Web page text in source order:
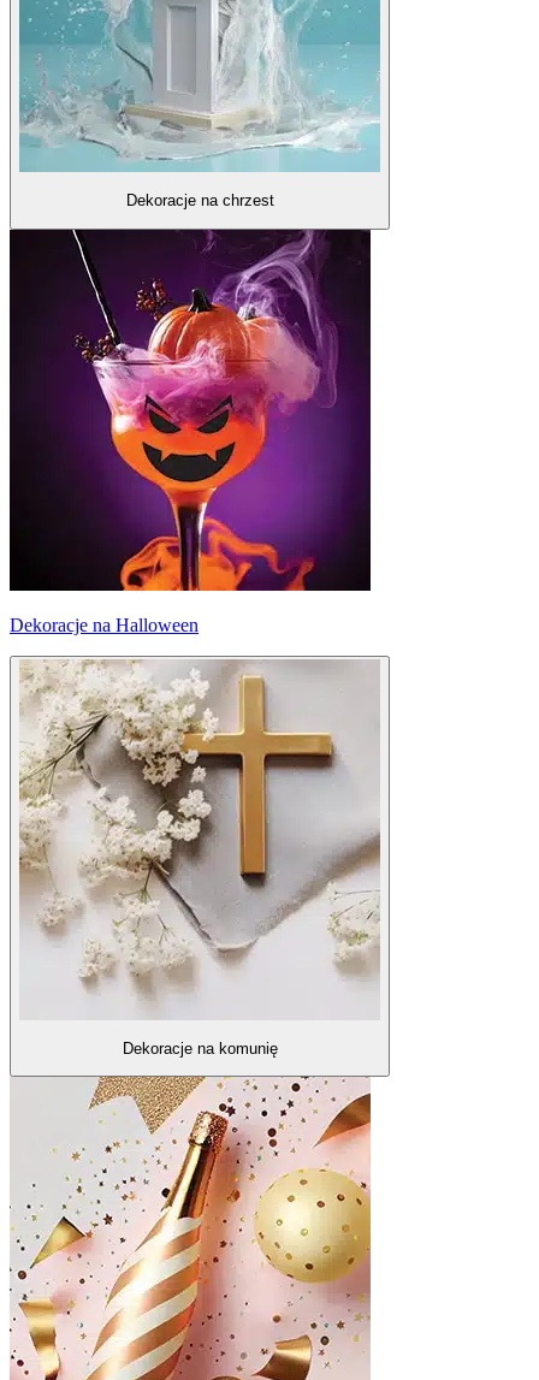
Dekoracje na chrzest
Dekoracje na Halloween
Dekoracje na komunię